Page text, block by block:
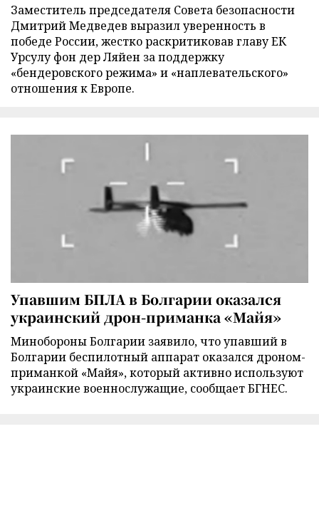
Заместитель председателя Совета безопасности
Дмитрий Медведев выразил уверенность в
победе России, жестко раскритиковав главу ЕК
Урсулу фон дер Ляйен за поддержку
«бендеровского режима» и «наплевательского»
отношения к Европе.
Упавшим БПЛА в Болгарии оказался
украинский дрон-приманка «Майя»
Минобороны Болгарии заявило, что упавший в
Болгарии беспилотный аппарат оказался дроном-
приманкой «Майя», который активно используют
украинские военнослужащие, сообщает БГНЕС.